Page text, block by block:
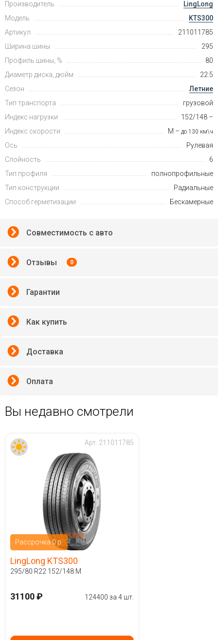
Производитель
LingLong
Модель
KTS300
Артикул
211011785
Ширина шины
295
Профиль шины, %
80
Диаметр диска, дюйм
22.5
Сезон
Летние
Тип транспорта
грузовой
Индекс нагрузки
152/148 –
Индекс скорости
M – до 130 км\ч
Ось
Рулевая
Слойность
6
Тип профиля
полнопрофильные
Тип конструкции
Радиальные
Способ герметизации
Бескамерные
Совместимость с авто
Отзывы 0
Гарантии
Как купить
Доставка
Оплата
Вы недавно смотрели
Рассрочка 0 р.
Арт: 211011785
LingLong KTS300
295/80 R22 152/148 M
31100 ₽ 124400 за 4 шт.